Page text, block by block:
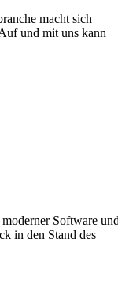
macht sich
und mit uns kann
Software
in den Stand des